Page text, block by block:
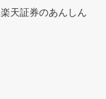
楽天証券のあんしん